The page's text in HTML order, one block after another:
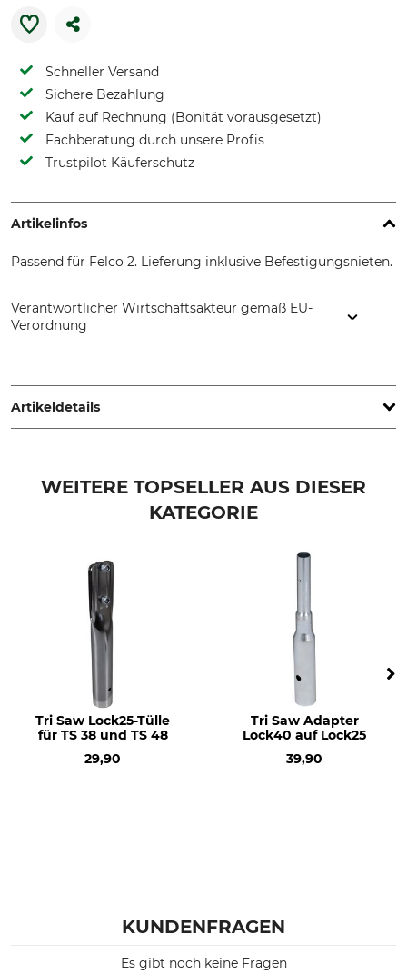
Schneller Versand
Sichere Bezahlung
Kauf auf Rechnung (Bonität vorausgesetzt)
Fachberatung durch unsere Profis
Trustpilot Käuferschutz
Artikelinfos
Passend für Felco 2. Lieferung inklusive Befestigungsnieten.
Verantwortlicher Wirtschaftsakteur gemäß EU-
Verordnung
Freiberg/N., Germany, www.felco.eu
Artikeldetails
Herstellung
WEITERE TOPSELLER AUS DIESER
KATEGORIE
Tri Saw Lock25-Tülle
für TS 38 und TS 48
29,90
Tri Saw Adapter
Lock40 auf Lock25
39,90
KUNDENFRAGEN
Es gibt noch keine Fragen